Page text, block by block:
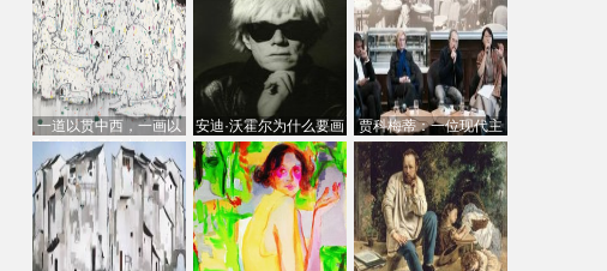
一道以贯中西，一画以
通古今：吴冠中的绘画
创
安迪·沃霍尔为什么要画
芭比
贾科梅蒂：一位现代主
义的“当代”艺术家